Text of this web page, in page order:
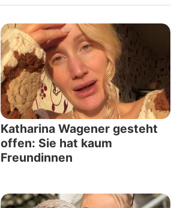
Katharina Wagener gesteht
offen: Sie hat kaum
Freundinnen